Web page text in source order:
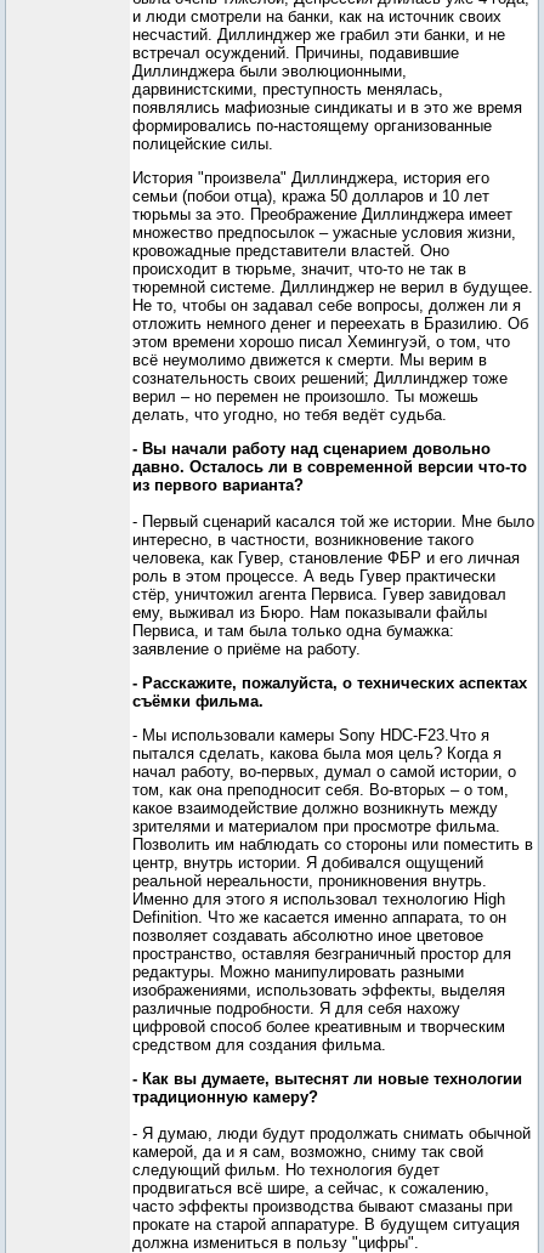
и люди смотрели на банки, как на источник своих
несчастий. Диллинджер же грабил эти банки, и не
встречал осуждений. Причины, подавившие
Диллинджера были эволюционными,
дарвинистскими, преступность менялась,
появлялись мафиозные синдикаты и в это же время
формировались по-настоящему организованные
полицейские силы.
История "произвела" Диллинджера, история его
семьи (побои отца), кража 50 долларов и 10 лет
тюрьмы за это. Преображение Диллинджера имеет
множество предпосылок – ужасные условия жизни,
кровожадные представители властей. Оно
происходит в тюрьме, значит, что-то не так в
тюремной системе. Диллинджер не верил в будущее.
Не то, чтобы он задавал себе вопросы, должен ли я
отложить немного денег и переехать в Бразилию. Об
этом времени хорошо писал Хемингуэй, о том, что
всё неумолимо движется к смерти. Мы верим в
сознательность своих решений; Диллинджер тоже
верил – но перемен не произошло. Ты можешь
делать, что угодно, но тебя ведёт судьба.
- Вы начали работу над сценарием довольно
давно. Осталось ли в современной версии что-то
из первого варианта?
- Первый сценарий касался той же истории. Мне было
интересно, в частности, возникновение такого
человека, как Гувер, становление ФБР и его личная
роль в этом процессе. А ведь Гувер практически
стёр, уничтожил агента Первиса. Гувер завидовал
ему, выживал из Бюро. Нам показывали файлы
Первиса, и там была только одна бумажка:
заявление о приёме на работу.
- Расскажите, пожалуйста, о технических аспектах
съёмки фильма.
- Мы использовали камеры Sony HDC-F23.Что я
пытался сделать, какова была моя цель? Когда я
начал работу, во-первых, думал о самой истории, о
том, как она преподносит себя. Во-вторых – о том,
какое взаимодействие должно возникнуть между
зрителями и материалом при просмотре фильма.
Позволить им наблюдать со стороны или поместить в
центр, внутрь истории. Я добивался ощущений
реальной нереальности, проникновения внутрь.
Именно для этого я использовал технологию High
Definition. Что же касается именно аппарата, то он
позволяет создавать абсолютно иное цветовое
пространство, оставляя безграничный простор для
редактуры. Можно манипулировать разными
изображениями, использовать эффекты, выделяя
различные подробности. Я для себя нахожу
цифровой способ более креативным и творческим
средством для создания фильма.
- Как вы думаете, вытеснят ли новые технологии
традиционную камеру?
- Я думаю, люди будут продолжать снимать обычной
камерой, да и я сам, возможно, сниму так свой
следующий фильм. Но технология будет
продвигаться всё шире, а сейчас, к сожалению,
часто эффекты производства бывают смазаны при
прокате на старой аппаратуре. В будущем ситуация
должна измениться в пользу "цифры".